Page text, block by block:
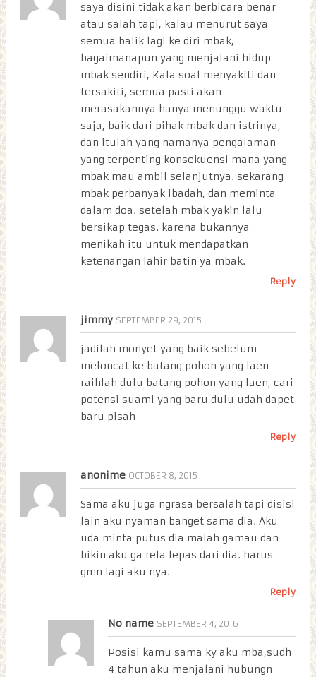
saya disini tidak akan berbicara benar
atau salah tapi, kalau menurut saya
semua balik lagi ke diri mbak,
bagaimanapun yang menjalani hidup
mbak sendiri, Kala soal menyakiti dan
tersakiti, semua pasti akan
merasakannya hanya menunggu waktu
saja, baik dari pihak mbak dan istrinya,
dan itulah yang namanya pengalaman
yang terpenting konsekuensi mana yang
mbak mau ambil selanjutnya. sekarang
mbak perbanyak ibadah, dan meminta
dalam doa. setelah mbak yakin lalu
bersikap tegas. karena bukannya
menikah itu untuk mendapatkan
ketenangan lahir batin ya mbak.
Reply
jimmy SEPTEMBER 29, 2015
jadilah monyet yang baik sebelum
meloncat ke batang pohon yang laen
raihlah dulu batang pohon yang laen, cari
potensi suami yang baru dulu udah dapet
baru pisah
Reply
anonime OCTOBER 8, 2015
Sama aku juga ngrasa bersalah tapi disisi
lain aku nyaman banget sama dia. Aku
uda minta putus dia malah gamau dan
bikin aku ga rela lepas dari dia. harus
gmn lagi aku nya.
Reply
No name SEPTEMBER 4, 2016
Posisi kamu sama ky aku mba,sudh
4 tahun aku menjalani hubungn